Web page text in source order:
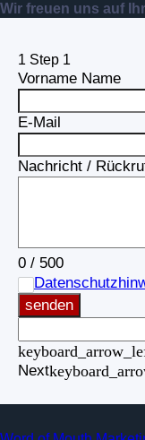
Wir freuen uns auf
1 Step 1
Vorname Name
E-Mail
Nachricht /
0 / 500
senden
Next